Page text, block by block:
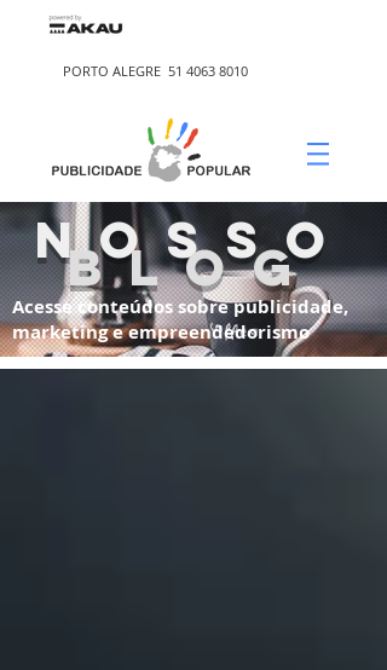
PORTO ALEGRE 51 4063 8010
nosso
blog
Acesse conteúdos sobre publicidade,
marketing e empreendedorismo